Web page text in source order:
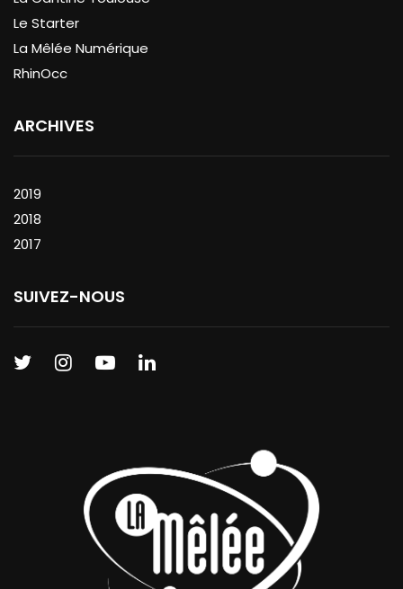
Le Starter
La Mêlée Numérique
RhinOcc
ARCHIVES
2019
2018
2017
SUIVEZ-NOUS